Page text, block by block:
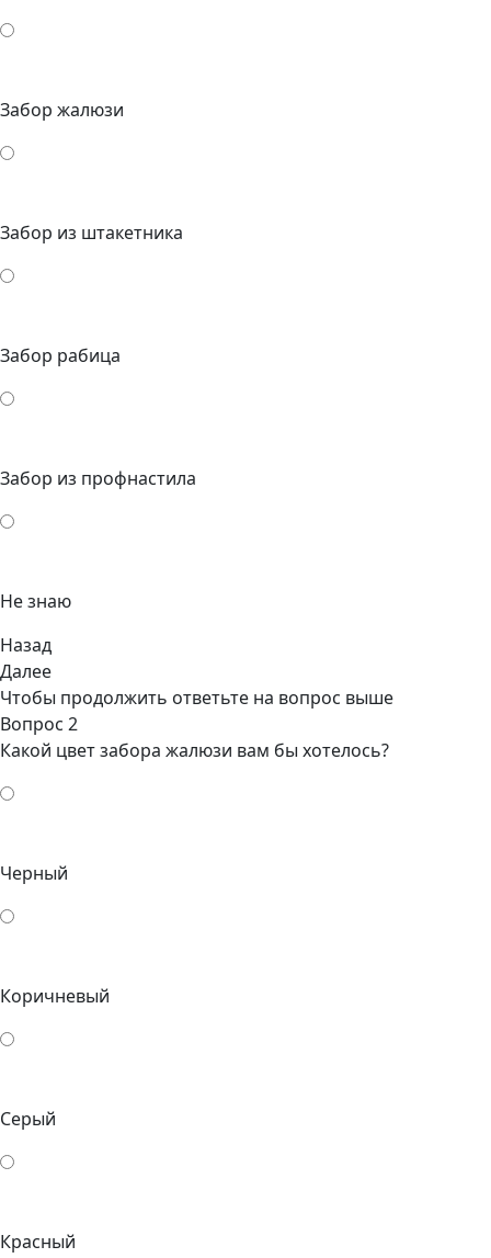
Забор жалюзи
Забор из штакетника
Забор рабица
Забор из профнастила
Не знаю
Назад
Далее
Чтобы продолжить ответьте на вопрос выше
Вопрос 2
Какой цвет забора жалюзи вам бы хотелось?
Черный
Коричневый
Серый
Красный